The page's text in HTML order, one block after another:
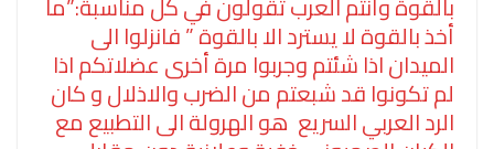
أخذ بالقوة لا يسترد الا بالقوة ” فانزلوا الى
الميدان اذا شئتم وجربوا مرة أخرى عضلاتكم اذا
لم تكونوا قد شبعتم من الضرب والاذلال و كان
الرد العربي السريع هو الهرولة الى التطبيع مع